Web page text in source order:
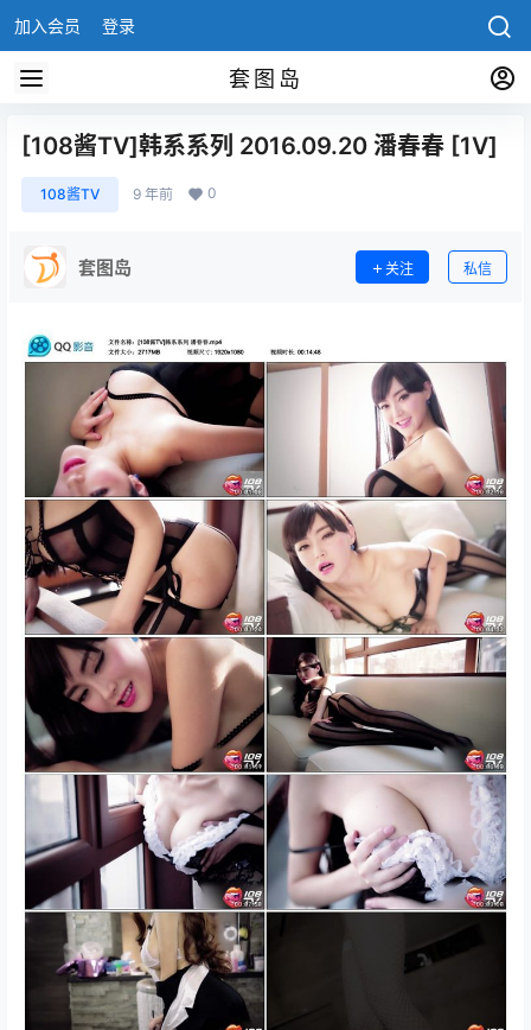
加入会员 登录
套图岛
[108酱TV]韩系系列 2016.09.20 潘春春 [1V]
108酱TV 9 年前 0
套图岛 关注 私信